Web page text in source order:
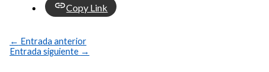
Copy Link
← Entrada anterior
Entrada siguiente →